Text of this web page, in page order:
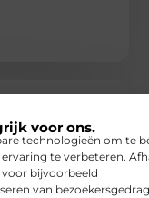
voor ons.
technologieën om te
te verbeteren.
bijvoorbeeld
van